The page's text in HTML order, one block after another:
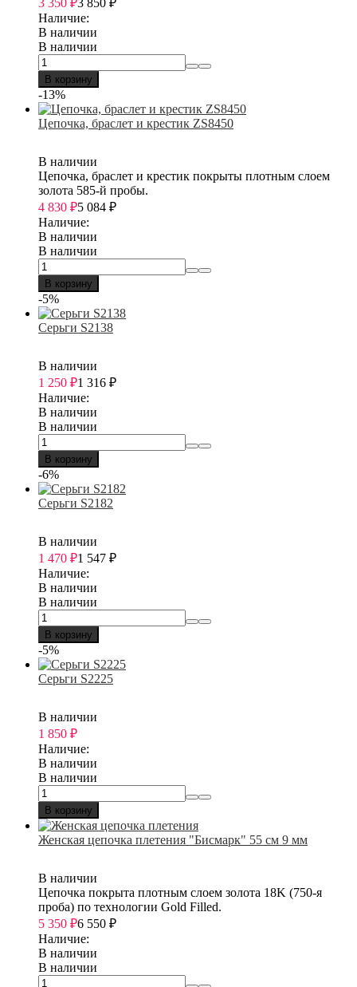
3 350 ₽3 850 ₽
Наличие:
В наличии
В наличии
В корзину
-13%
Цепочка, браслет и крестик ZS8450
В наличии
Цепочка, браслет и крестик покрыты плотным слоем
золота 585-й пробы.
4 830 ₽5 084 ₽
Наличие:
В наличии
В наличии
В корзину
-5%
Серьги S2138
В наличии
1 250 ₽1 316 ₽
Наличие:
В наличии
В наличии
В корзину
-6%
Серьги S2182
В наличии
1 470 ₽1 547 ₽
Наличие:
В наличии
В наличии
В корзину
-5%
Серьги S2225
В наличии
1 850 ₽
Наличие:
В наличии
В наличии
В корзину
Женская цепочка плетения "Бисмарк" 55 см 9 мм
В наличии
Цепочка покрыта плотным слоем золота 18K (750-я
проба) по технологии Gold Filled.
5 350 ₽6 550 ₽
Наличие:
В наличии
В наличии